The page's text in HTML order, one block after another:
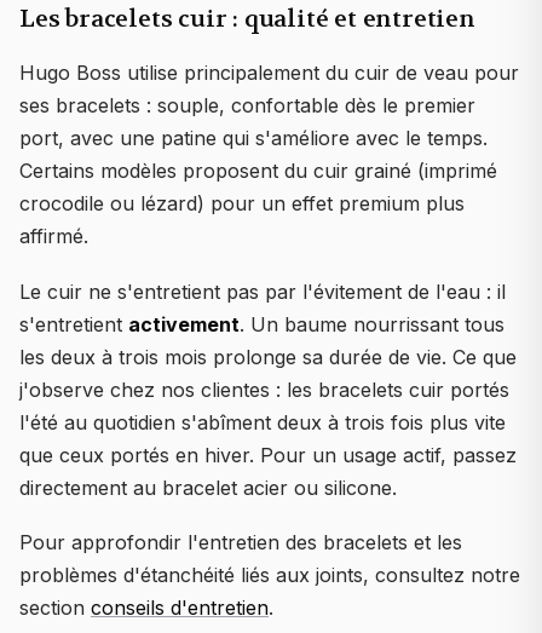
Les bracelets cuir : qualité et entretien
Hugo Boss utilise principalement du cuir de veau pour
ses bracelets : souple, confortable dès le premier
port, avec une patine qui s'améliore avec le temps.
Certains modèles proposent du cuir grainé (imprimé
crocodile ou lézard) pour un effet premium plus
affirmé.
Le cuir ne s'entretient pas par l'évitement de l'eau : il
s'entretient activement. Un baume nourrissant tous
les deux à trois mois prolonge sa durée de vie. Ce que
j'observe chez nos clientes : les bracelets cuir portés
l'été au quotidien s'abîment deux à trois fois plus vite
que ceux portés en hiver. Pour un usage actif, passez
directement au bracelet acier ou silicone.
Pour approfondir l'entretien des bracelets et les
problèmes d'étanchéité liés aux joints, consultez notre
section conseils d'entretien.